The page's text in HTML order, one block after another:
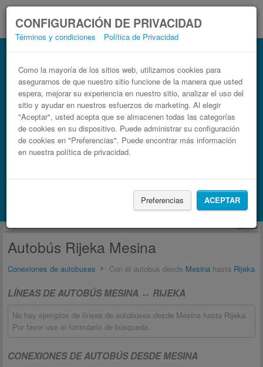
CONFIGURACIÓN DE PRIVACIDAD
Términos y condiciones Política de Privacidad
Como la mayoría de los sitios web, utilizamos cookies para
asegurarnos de que nuestro sitio funcione de la manera que usted
espera, mejorar su experiencia en nuestro sitio, analizar el uso del
sitio y ayudar en nuestros esfuerzos de marketing. Al elegir
"Aceptar", usted acepta que se almacenen todas las categorías
de cookies en su dispositivo. Puede administrar su configuración
de cookies en "Preferencias". Puede encontrar más información
en nuestra política de privacidad.
Preferencias ACEPTAR
Autobús Mesina Rijeka
Billetes de autobuses en solo 3 pasos
Busca también alojamiento con Booking.com
publicidad
Autobús Rijeka Mesina
Conexiones de autobuses Con el autobús desde Mesina hasta Rijeka
LÍNEAS DE AUTOBÚS MESINA ↔ RIJEKA
No hay ejemplos de líneas de autobuses desde Mesina hasta Rijeka.
Por favor use el formulario de búsqueda.
CONEXIONES DE AUTOBÚS DESDE MESINA